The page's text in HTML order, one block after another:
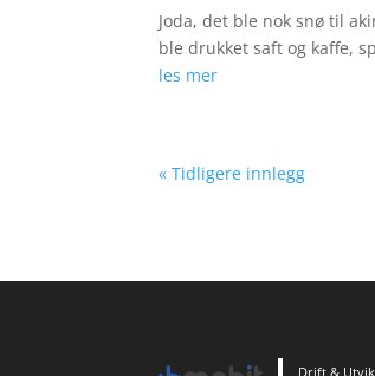
Joda, det ble nok snø til
ble drukket saft og kaffe,
les mer
« Tidligere innlegg
Drift &